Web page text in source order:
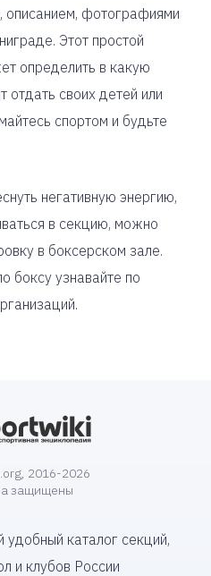
описанием, фотографиями
Этот простой
определить в какую
отдать своих детей или
спортом и будьте
негативную энергию,
в секцию, можно
в боксерском зале.
боксу узнавайте по
2016-2026
защищены
каталог секций,
и клубов России